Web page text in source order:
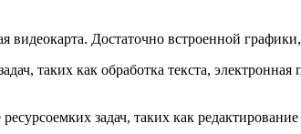
видеокарта. Достаточно встроенной
таких как обработка текста,
задач, таких как